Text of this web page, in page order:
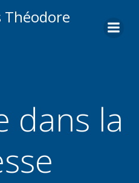
au
Théodore
dans la